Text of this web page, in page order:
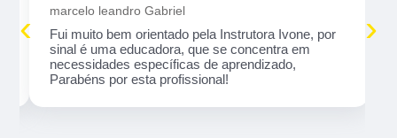
marcelo leandro Gabriel
Fui muito bem orientado pela Instrutora Ivone, por
sinal é uma educadora, que se concentra em
necessidades específicas de aprendizado,
Parabéns por esta profissional!
‹ ›